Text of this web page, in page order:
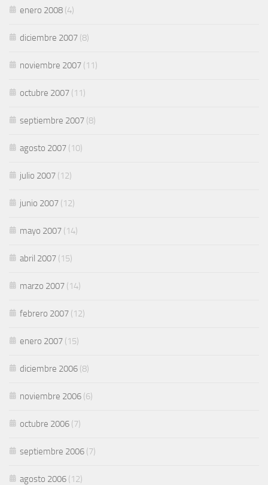
enero 2008 (4)
diciembre 2007 (8)
noviembre 2007 (11)
octubre 2007 (11)
septiembre 2007 (8)
agosto 2007 (10)
julio 2007 (12)
junio 2007 (12)
mayo 2007 (14)
abril 2007 (15)
marzo 2007 (14)
febrero 2007 (12)
enero 2007 (15)
diciembre 2006 (8)
noviembre 2006 (6)
octubre 2006 (7)
septiembre 2006 (7)
agosto 2006 (12)